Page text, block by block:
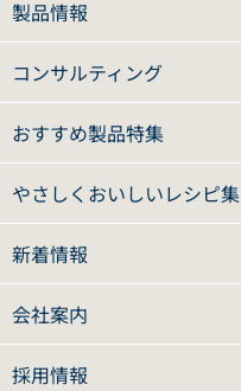
製品情報
コンサルティング
おすすめ製品特集
やさしくおいしいレシピ集
新着情報
会社案内
採用情報